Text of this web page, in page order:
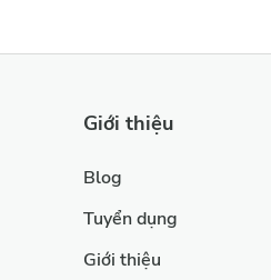
Giới thiệu
Blog
Tuyển dụng
Giới thiệu